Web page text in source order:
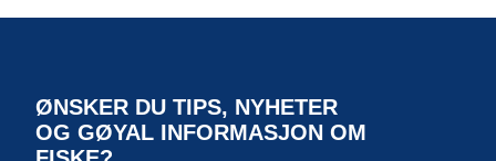
ØNSKER DU TIPS, NYHETER
OG GØYAL INFORMASJON OM